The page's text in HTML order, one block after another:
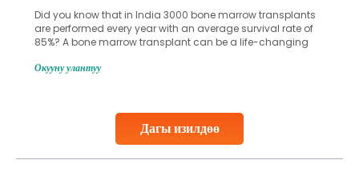
Дагы изилдөө
Did you know that in India 3000 bone marrow transplants
are performed every year with an average survival rate of
85%? A bone marrow transplant can be a life-changing
make all the difference. India has some of the world’s
Окууну улантуу